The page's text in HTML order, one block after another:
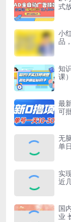
式
小
品
知
课）
最
可
无
单
实
近
国
业